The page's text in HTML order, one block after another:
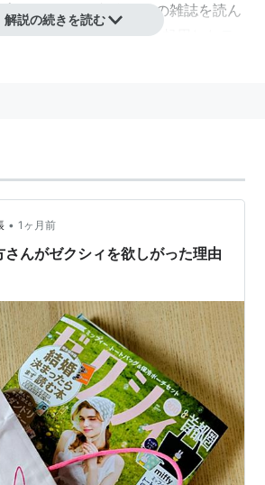
ルはかなりの割合でこの雑誌を読ん
2004年に加藤ローサを起用したテ
月号）
年11月号）
ぎる印鑑ケース（2012年3月号）
てて置けるしゃもじ（2012年4月
ット（2012年7月号）
スケット型キラキラメジャー
イバーセット（2012年9月号）
姻届＆妄想用婚姻届（2012年10月
提出用」「妄想用2013」婚姻届2枚
を永遠（とわ）に残せる封印アルバ
解説の続きを読む
• 1ヶ月前
んがゼクシィを欲しがった理由